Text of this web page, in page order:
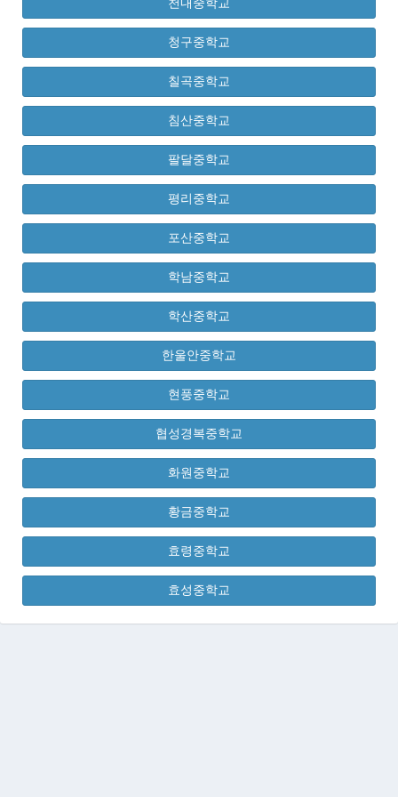
천내중학교
청구중학교
칠곡중학교
침산중학교
팔달중학교
평리중학교
포산중학교
학남중학교
학산중학교
한울안중학교
현풍중학교
협성경복중학교
화원중학교
황금중학교
효령중학교
효성중학교